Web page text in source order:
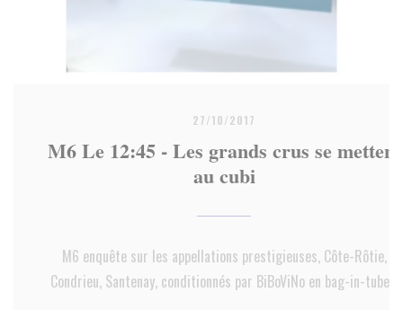
27/10/2017
M6 Le 12:45 - Les grands crus se mettent
au cubi
M6 enquête sur les appellations prestigieuses, Côte-Rôtie,
Condrieu, Santenay, conditionnés par BiBoViNo en bag-in-tube...